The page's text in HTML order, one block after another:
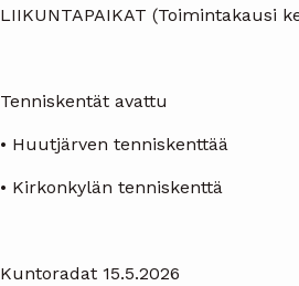
LIIKUNTAPAIKAT (Toimintakausi
Tenniskentät avattu
• Huutjärven tenniskenttää
• Kirkonkylän tenniskenttä
Kuntoradat 15.5.2026